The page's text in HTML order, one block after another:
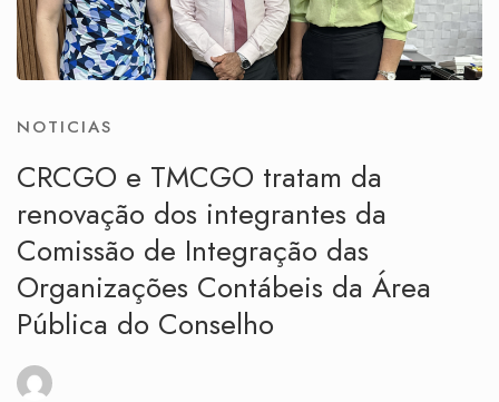
NOTICIAS
CRCGO e TMCGO tratam da
renovação dos integrantes da
Comissão de Integração das
Organizações Contábeis da Área
Pública do Conselho